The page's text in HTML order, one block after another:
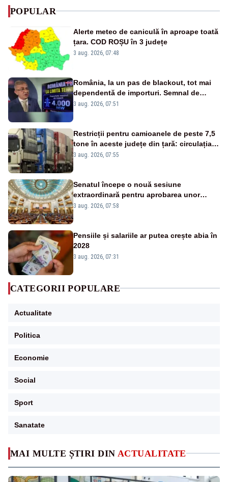
MAI MULTE ȘTIRI DIN ACTUALITATE
POPULAR
Alerte meteo de caniculă în aproape toată
țara. COD ROȘU în 3 județe
3 aug. 2026, 07:48
România, la un pas de blackout, tot mai
dependentă de importuri. Semnal de
alarmă tras de un expert în energie
3 aug. 2026, 07:51
Restricții pentru camioanele de peste 7,5
tone în aceste județe din țară: circulația
este interzisă luni, între orele 12:00 și
3 aug. 2026, 07:55
Senatul începe o nouă sesiune
extraordinară pentru aprobarea unor
jaloane din PNRR
3 aug. 2026, 07:58
Pensiile și salariile ar putea crește abia în
2028
3 aug. 2026, 07:31
CATEGORII POPULARE
Actualitate
Politica
Economie
Social
Sport
Sanatate